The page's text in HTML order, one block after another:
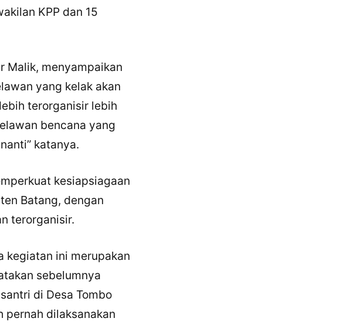
KPP dan 15
Malik, menyampaikan
yang kelak akan
terorganisir lebih
bencana yang
katanya.
kesiapsiagaan
Batang, dengan
terorganisir.
kegiatan ini merupakan
sebelumnya
di Desa Tombo
pernah dilaksanakan